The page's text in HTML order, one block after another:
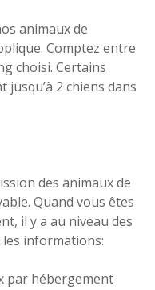
animaux de
Comptez entre
choisi. Certains
2 chiens dans
des animaux de
Quand vous êtes
il y a au niveau des
informations:
par hébergement